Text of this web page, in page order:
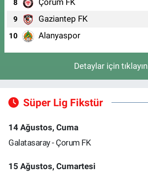
8 Çorum FK
9 Gaziantep FK
10 Alanyaspor
Detaylar için tıklayın
Süper Lig Fikstür
14 Ağustos, Cuma
Galatasaray - Çorum FK
15 Ağustos, Cumartesi